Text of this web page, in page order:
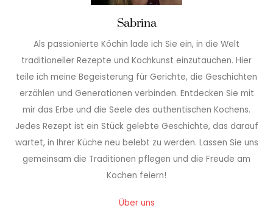
Sabrina
Als passionierte Köchin lade ich Sie ein, in die Welt
traditioneller Rezepte und Kochkunst einzutauchen. Hier
teile ich meine Begeisterung für Gerichte, die Geschichten
erzählen und Generationen verbinden. Entdecken Sie mit
mir das Erbe und die Seele des authentischen Kochens.
Jedes Rezept ist ein Stück gelebte Geschichte, das darauf
wartet, in Ihrer Küche neu belebt zu werden. Lassen Sie uns
gemeinsam die Traditionen pflegen und die Freude am
Kochen feiern!
Über uns